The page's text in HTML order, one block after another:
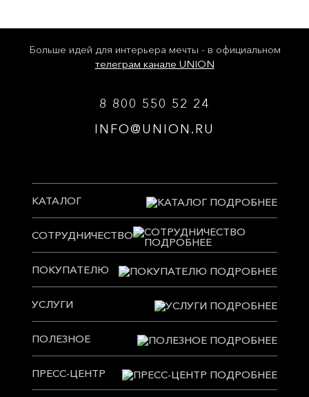
Больше идей для интерьера мечты - в официальном
телеграм канале UNION
8 800 550 52 24
INFO@UNION.RU
КАТАЛОГ
СОТРУДНИЧЕСТВО
ПОКУПАТЕЛЮ
УСЛУГИ
ПОЛЕЗНОЕ
ПРЕСС-ЦЕНТР